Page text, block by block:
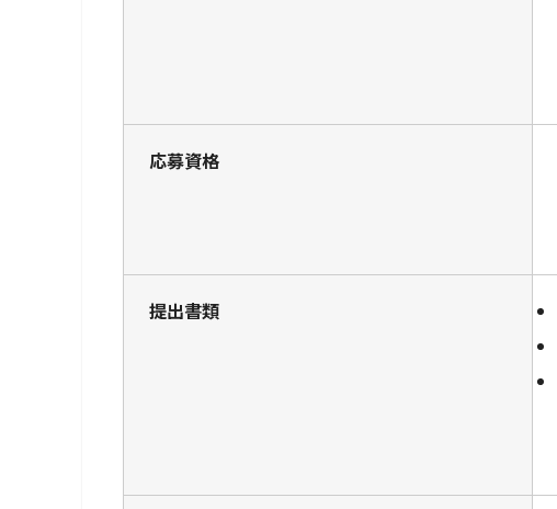
応募資格
提出書類